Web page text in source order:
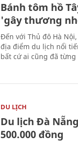
Bánh tôm hồ
'gây thương
Đến với Thủ đô Hà
địa điểm du lịch nổi
bất cứ ai cũng đã
DU LỊCH
Du lịch Đà
500.000 đồng